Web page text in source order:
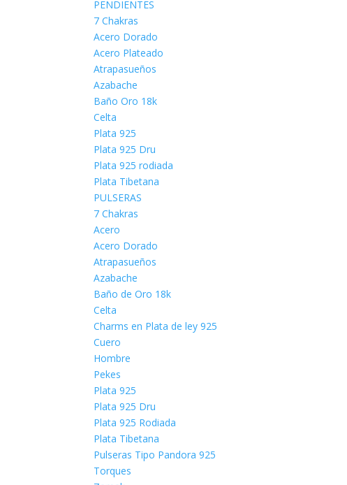
PENDIENTES
7 Chakras
Acero Dorado
Acero Plateado
Atrapasueños
Azabache
Baño Oro 18k
Celta
Plata 925
Plata 925 Dru
Plata 925 rodiada
Plata Tibetana
PULSERAS
7 Chakras
Acero
Acero Dorado
Atrapasueños
Azabache
Baño de Oro 18k
Celta
Charms en Plata de ley 925
Cuero
Hombre
Pekes
Plata 925
Plata 925 Dru
Plata 925 Rodiada
Plata Tibetana
Pulseras Tipo Pandora 925
Torques